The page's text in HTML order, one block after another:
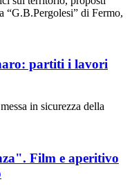
“G.B.Pergolesi” di Fermo,
partiti i lavori
in sicurezza della
Film e aperitivo